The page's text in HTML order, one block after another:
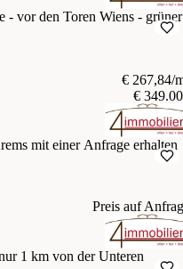
- vor den Toren Wiens - grüner
€ 267,84/
€
mit einer Anfrage erhalten
Preis auf
1 km von der Unteren